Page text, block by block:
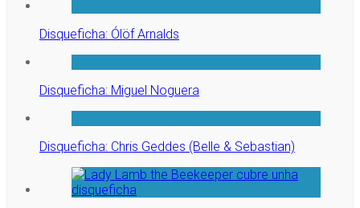
Disqueficha: Ólöf Arnalds
Disqueficha: Miguel Noguera
Disqueficha: Chris Geddes (Belle & Sebastian)